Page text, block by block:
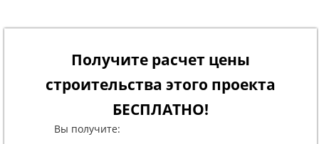
Получите расчет цены
строительства этого проекта
БЕСПЛАТНО!
Вы получите: